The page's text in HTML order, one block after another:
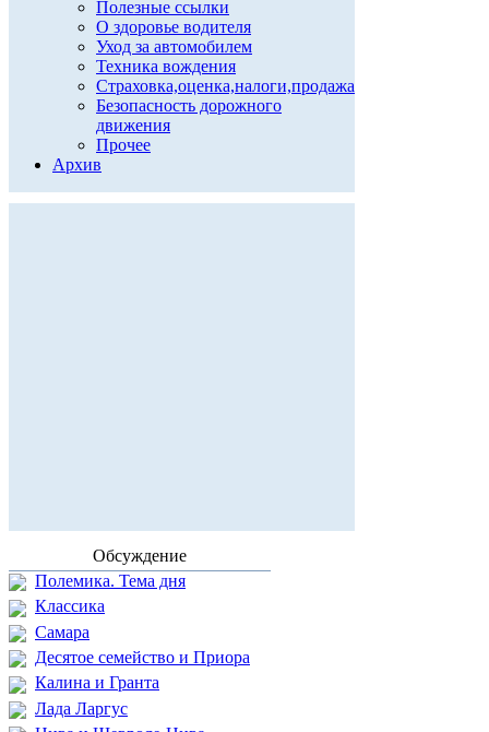
Полезные ссылки
О здоровье водителя
Уход за автомобилем
Техника вождения
Страховка,оценка,налоги,продажа
Безопасность дорожного
движения
Прочее
Архив
Обсуждение
Полемика. Тема дня
Классика
Самара
Десятое семейство и Приора
Калина и Гранта
Лада Ларгус